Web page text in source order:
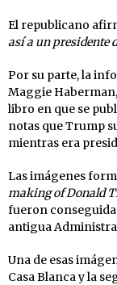
El republicano
así a un presidente
Por su parte, la
Maggie
libro en que se
notas que Trump
mientras era
Las imágenes
making of Donald
fueron
antigua
Una de esas
Casa Blanca y la